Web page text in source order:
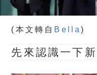
(本文轉自 Bella)
先來認識一下